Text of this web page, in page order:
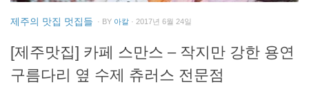
제주의 맛집 멋집들 · BY 아칼 · 2017년 6월 24일
[제주맛집] 카페 스만스 – 작지만 강한 용연
구름다리 옆 수제 츄러스 전문점